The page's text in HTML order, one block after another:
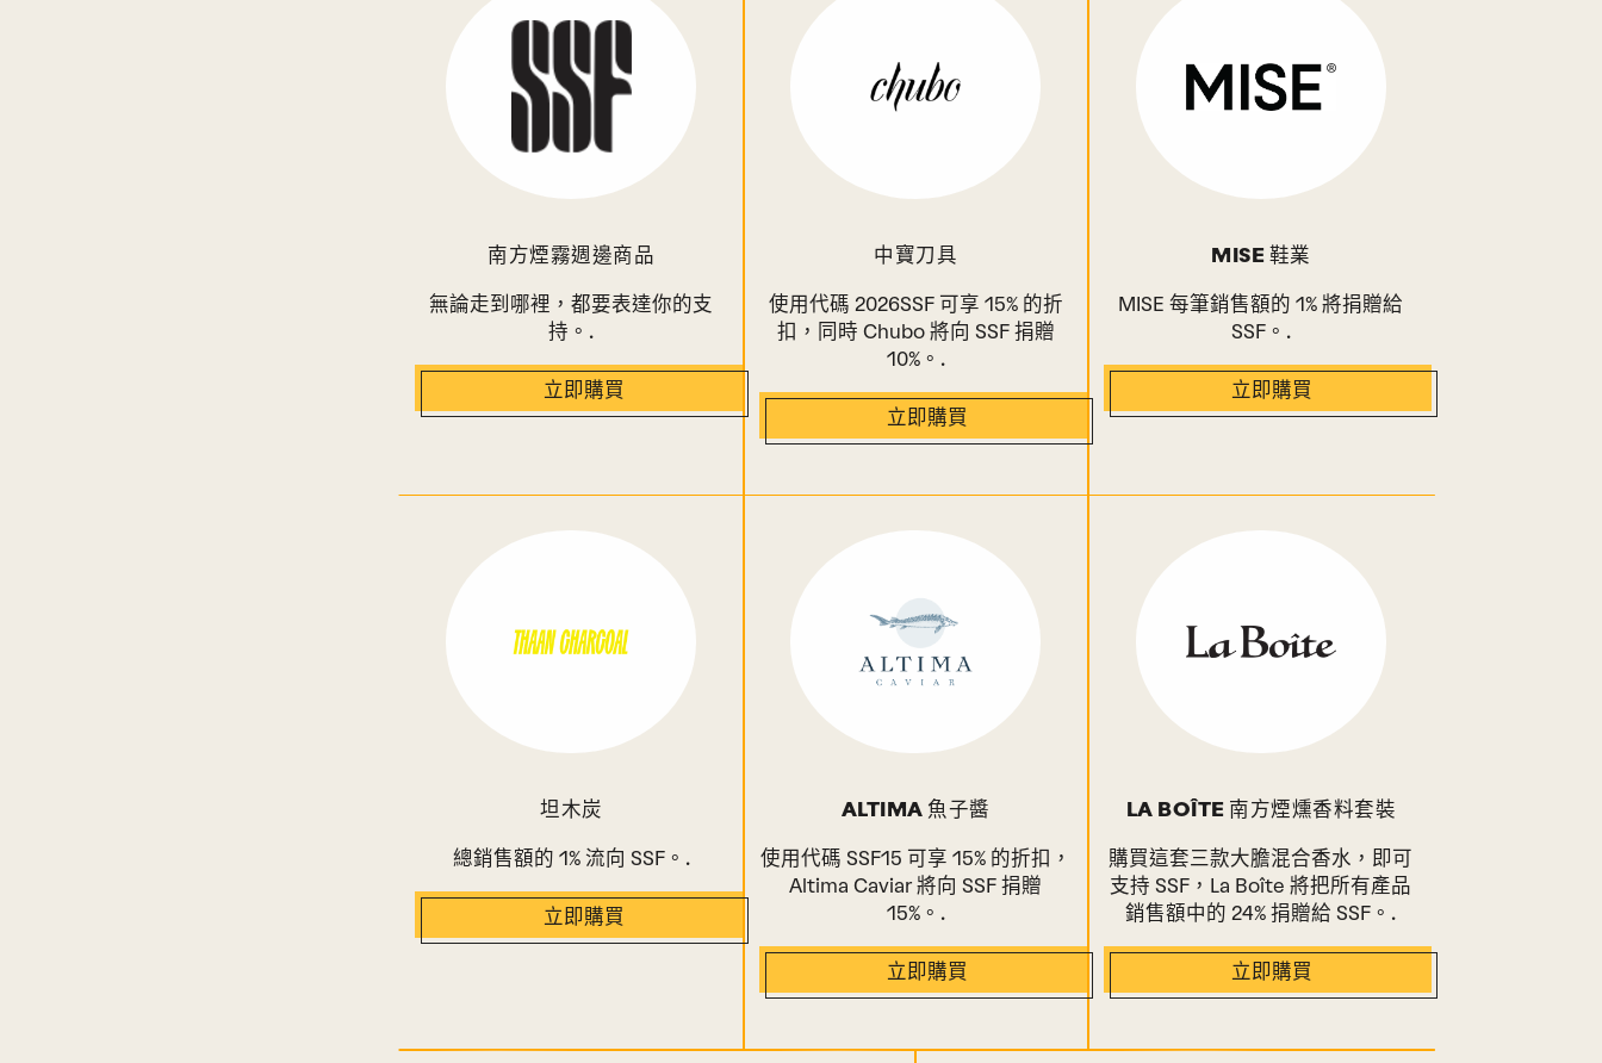
南方煙霧週邊商品
無論走到哪裡，都要表達你的支
持。.
立即購買
中寶刀具
使用代碼 2026SSF 可享 15% 的折
扣，同時 Chubo 將向 SSF 捐贈
10%。.
立即購買
MISE 鞋業
MISE 每筆銷售額的 1% 將捐贈給
SSF。.
立即購買
坦木炭
總銷售額的 1% 流向 SSF。.
立即購買
ALTIMA 魚子醬
使用代碼 SSF15 可享 15% 的折扣，
Altima Caviar 將向 SSF 捐贈
15%。.
立即購買
LA BOÎTE 南方煙燻香料套裝
購買這套三款大膽混合香水，即可
支持 SSF，La Boîte 將把所有產品
銷售額中的 24% 捐贈給 SSF。.
立即購買